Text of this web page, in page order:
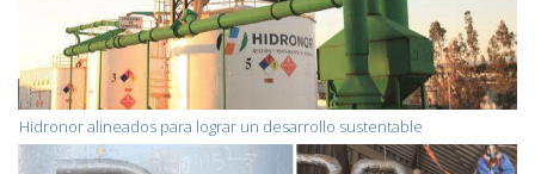
Hidronor alineados para lograr un desarrollo sustentable